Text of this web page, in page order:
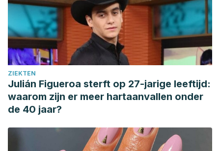
Lu, J., Cong, T., Wen, X., Li, X., Du, D., He, G., Jiang, X.
(2019). Salicylic acid treats acne vulgaris by suppressing
AMPK/SREBP 1 pathway in sebocytes.
Experimental
dermatology
(7), 786-794.
https://pubmed.ncbi.nlm.nih.gov/30972839/
Ogé, L. K., Broussard, A., Marshall, M. D. (2019). Acne
vulgaris: diagnosis and treatment.
American family
physician
100
Sutaria, A. H., Masood, S., Schlessinger, J. (2023). Acne
ZIEKTEN
Julián Figueroa sterft op 27-jarige leeftijd:
waarom zijn er meer hartaanvallen onder
de 40 jaar?